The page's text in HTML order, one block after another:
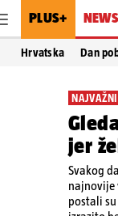
PLUS+ NEWS
Hrvatska Dan
jer
Svakog
najnovije
postali